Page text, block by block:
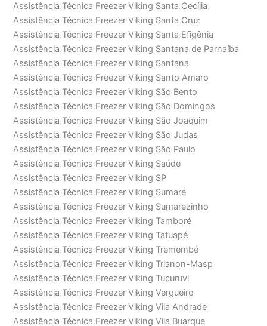
Assistência Técnica Freezer Viking Santa Cecília
Assistência Técnica Freezer Viking Santa Cruz
Assistência Técnica Freezer Viking Santa Efigênia
Assistência Técnica Freezer Viking Santana de Parnaíba
Assistência Técnica Freezer Viking Santana
Assistência Técnica Freezer Viking Santo Amaro
Assistência Técnica Freezer Viking São Bento
Assistência Técnica Freezer Viking São Domingos
Assistência Técnica Freezer Viking São Joaquim
Assistência Técnica Freezer Viking São Judas
Assistência Técnica Freezer Viking São Paulo
Assistência Técnica Freezer Viking Saúde
Assistência Técnica Freezer Viking SP
Assistência Técnica Freezer Viking Sumaré
Assistência Técnica Freezer Viking Sumarezinho
Assistência Técnica Freezer Viking Tamboré
Assistência Técnica Freezer Viking Tatuapé
Assistência Técnica Freezer Viking Tremembé
Assistência Técnica Freezer Viking Trianon-Masp
Assistência Técnica Freezer Viking Tucuruvi
Assistência Técnica Freezer Viking Vergueiro
Assistência Técnica Freezer Viking Vila Andrade
Assistência Técnica Freezer Viking Vila Buarque